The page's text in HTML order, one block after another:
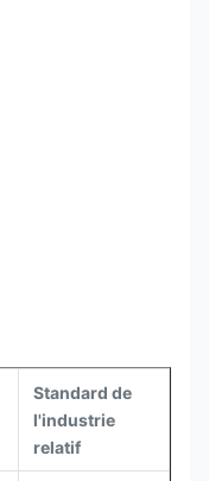
Standard de
l'industrie
relatif